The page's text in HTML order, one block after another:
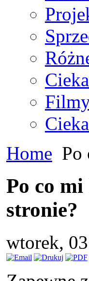
Home Po
Po co
stronie?
wtorek,